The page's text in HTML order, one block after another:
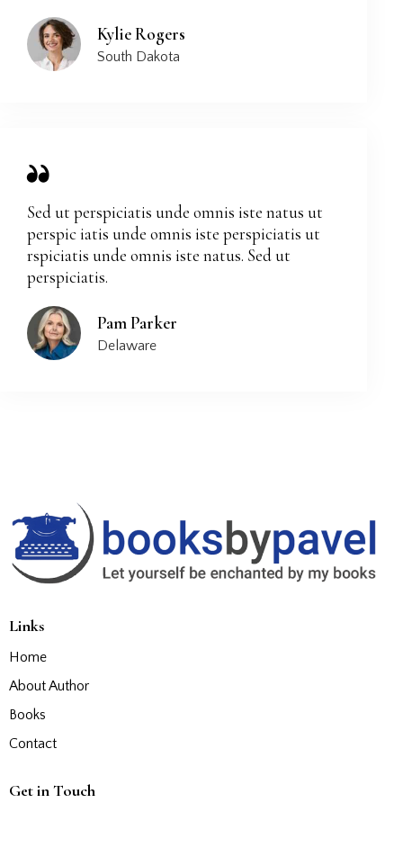
Kylie Rogers
South Dakota
Sed ut perspiciatis unde omnis iste natus ut
perspic iatis unde omnis iste perspiciatis ut
rspiciatis unde omnis iste natus. Sed ut
perspiciatis.
Pam Parker
Delaware
Links
Home
About Author
Books
Contact
Get in Touch